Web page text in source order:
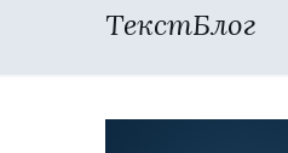
ТекстБлог